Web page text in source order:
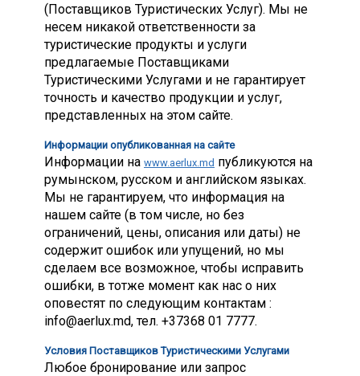
(Поставщиков Туристических Услуг). Мы не
несем никакой ответственности за
туристические продукты и услуги
предлагаемые Поставщиками
Туристическими Услугами и не гарантирует
точность и качество продукции и услуг,
представленных на этом сайте.
Информации опубликованная на сайте
Информации на www.aerlux.md публикуются на
румынском, русском и английском языках.
Мы не гарантируем, что информация на
нашем сайте (в том числе, но без
ограничений, цены, описания или даты) не
содержит ошибок или упущений, но мы
сделаем все возможное, чтобы исправить
ошибки, в тотже момент как нас о них
оповестят по следующим контактам :
info@aerlux.md, тел. +37368 01 7777.
Условия Поставщиков Туристическими Услугами
Любое бронирование или запрос